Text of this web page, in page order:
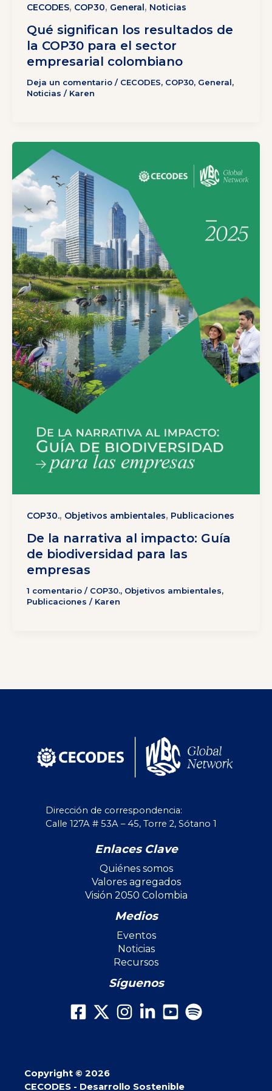
CECODES, COP30, General, Noticias
Qué significan los resultados de
la COP30 para el sector
empresarial colombiano
Deja un comentario / CECODES, COP30, General,
Noticias / Karen
COP30., Objetivos ambientales, Publicaciones
De la narrativa al impacto: Guía
de biodiversidad para las
empresas
1 comentario / COP30., Objetivos ambientales,
Publicaciones / Karen
Dirección de correspondencia:
Calle 127A # 53A – 45, Torre 2, Sótano 1
Enlaces Clave
Quiénes somos
Valores agregados
Visión 2050 Colombia
Medios
Eventos
Noticias
Recursos
Síguenos
Copyright © 2026
CECODES - Desarrollo Sostenible